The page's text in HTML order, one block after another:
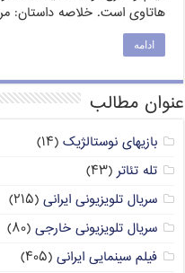
هاتاوی است. خلاصه داستان:
ادامه
عنوان مطالب
بازیهای نوستالژیک (۱۴)
تله تئاتر (۴۳)
سریال تلویزیونی ایرانی (۲۱۵)
سریال تلویزیونی خارجی (۸۰)
فیلم سینمایی ایرانی (۴۰۵)